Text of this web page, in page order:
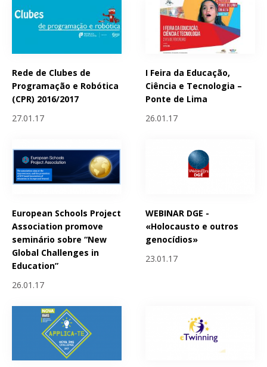
Rede de Clubes de
Programação e Robótica
(CPR) 2016/2017
27.01.17
I Feira da Educação,
Ciência e Tecnologia –
Ponte de Lima
26.01.17
European Schools Project
Association promove
seminário sobre “New
Global Challenges in
Education”
26.01.17
WEBINAR DGE -
«Holocausto e outros
genocídios»
23.01.17
Páginas